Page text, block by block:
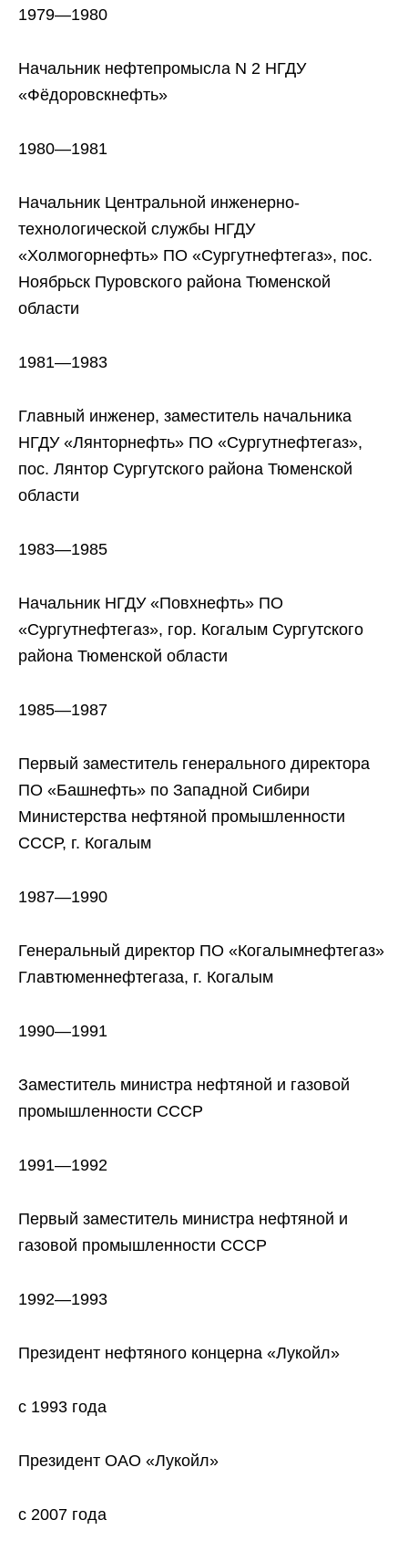
1979—1980
Начальник нефтепромысла N 2 НГДУ
«Фёдоровскнефть»
1980—1981
Начальник Центральной инженерно-
технологической службы НГДУ
«Холмогорнефть» ПО «Сургутнефтегаз», пос.
Ноябрьск Пуровского района Тюменской
области
1981—1983
Главный инженер, заместитель начальника
НГДУ «Лянторнефть» ПО «Сургутнефтегаз»,
пос. Лянтор Сургутского района Тюменской
области
1983—1985
Начальник НГДУ «Повхнефть» ПО
«Сургутнефтегаз», гор. Когалым Сургутского
района Тюменской области
1985—1987
Первый заместитель генерального директора
ПО «Башнефть» по Западной Сибири
Министерства нефтяной промышленности
СССР, г. Когалым
1987—1990
Генеральный директор ПО «Когалымнефтегаз»
Главтюменнефтегаза, г. Когалым
1990—1991
Заместитель министра нефтяной и газовой
промышленности СССР
1991—1992
Первый заместитель министра нефтяной и
газовой промышленности СССР
1992—1993
Президент нефтяного концерна «Лукойл»
с 1993 года
Президент ОАО «Лукойл»
с 2007 года